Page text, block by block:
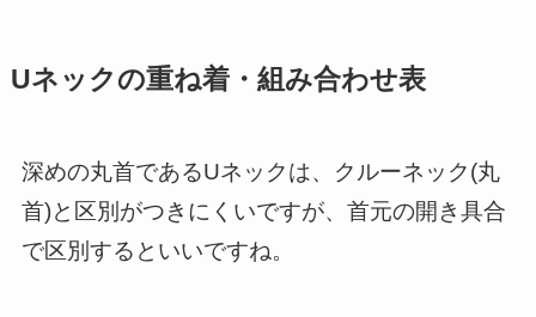
Uネックの重ね着・組み合わせ表
深めの丸首であるUネックは、クルーネック(丸
首)と区別がつきにくいですが、首元の開き具合
で区別するといいですね。